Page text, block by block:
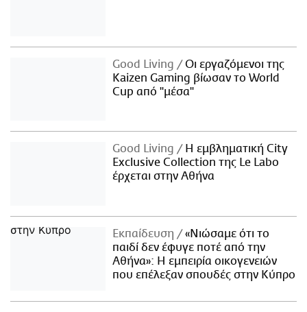
Good Living
Οι εργαζόμενοι της
Kaizen Gaming βίωσαν το World
Cup από "μέσα"
Good Living
Η εμβληματική City
Exclusive Collection της Le Labo
έρχεται στην Αθήνα
Εκπαίδευση
«Νιώσαμε ότι το
παιδί δεν έφυγε ποτέ από την
Αθήνα»: Η εμπειρία οικογενειών
που επέλεξαν σπουδές στην Κύπρο